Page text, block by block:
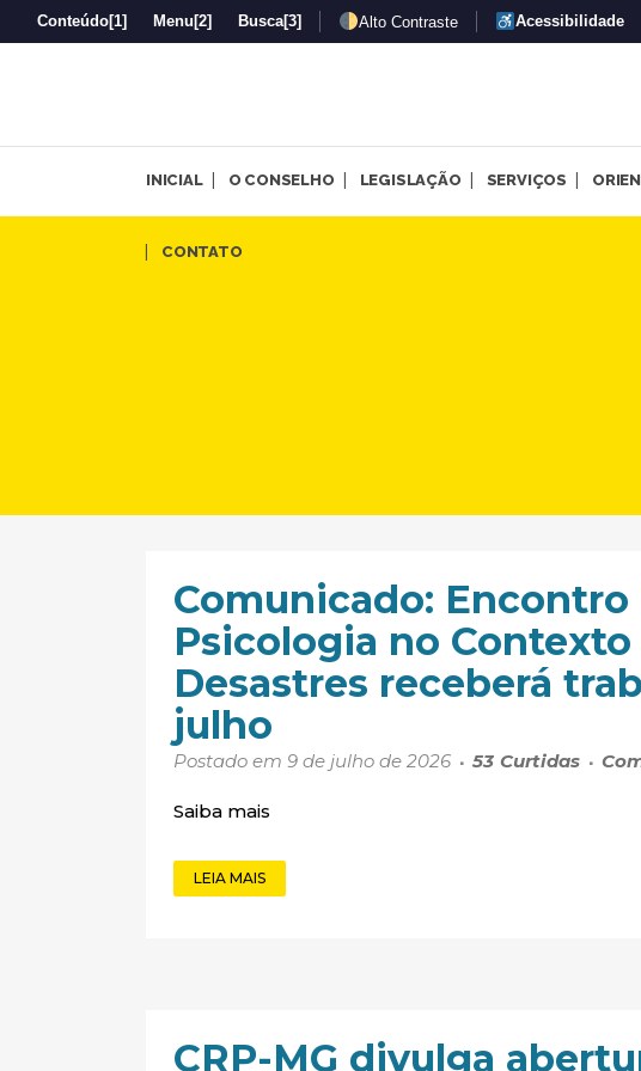
Conteúdo[1] Menu [2] Busca[3] Alto Contraste Acessibilidade
INICIAL O CONSELHO LEGISLAÇÃO SERVIÇOS
CONTATO
Arquivos CRP-MG | Página 4 de
Comunicado:
Psicologia no Contexto
Desastres receberá
julho
Postado em 9 de julho de 2026 53 Curtidas
Saiba mais
LEIA MAIS
CRP-MG divulga